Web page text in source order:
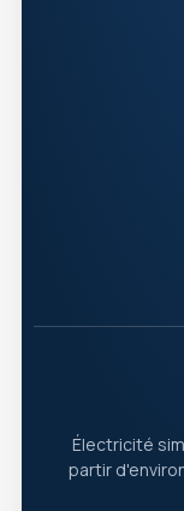
Électricité
partir